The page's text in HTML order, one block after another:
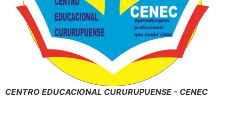
CENTRO EDUCACIONAL CURURUPUENSE - CENEC